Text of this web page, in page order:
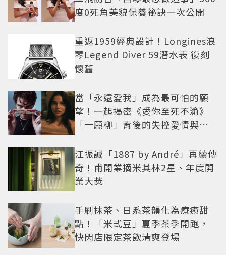
度0死角美貌保養祕訣一次公開
重返1959經典設計！Longines浪
琴Legend Diver 59潛水表 復刻
懷舊
當「永遠愛我」成為最可怕的願
望！一起揭密《愛你至死不渝》
「一願柳」背後的失控愛情與爆
江振誠「1887 by André」再續傳
奇！甫開業摘米其林2星、年度開
業大獎
手刷抹茶、日系茶韻化為療癒甜
點！「米弎豆」夏季茶季開跑，
快閃店限定茶飲清爽登場